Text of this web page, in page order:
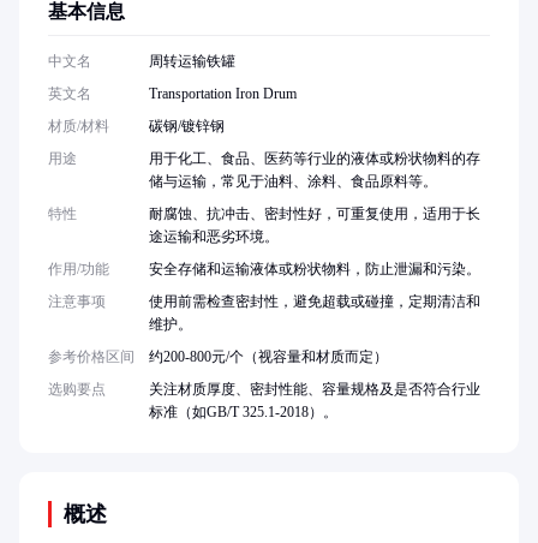
概述
基本信息
中文名
周转运输铁罐
英文名
Transportation Iron Drum
材质/材料
碳钢/镀锌钢
用途
用于化工、食品、医药等行业的液体或粉状物料的存
储与运输，常见于油料、涂料、食品原料等。
特性
耐腐蚀、抗冲击、密封性好，可重复使用，适用于长
途运输和恶劣环境。
作用/功能
安全存储和运输液体或粉状物料，防止泄漏和污染。
注意事项
使用前需检查密封性，避免超载或碰撞，定期清洁和
维护。
参考价格区间
约200-800元/个（视容量和材质而定）
选购要点
关注材质厚度、密封性能、容量规格及是否符合行业
标准（如GB/T 325.1-2018）。